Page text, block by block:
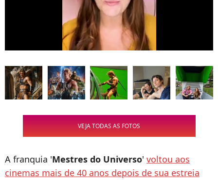
VEJA TODAS AS FOTOS
A franquia 'Mestres do Universo' voltou aos
cinemas mais de 40 anos depois de sua estreia